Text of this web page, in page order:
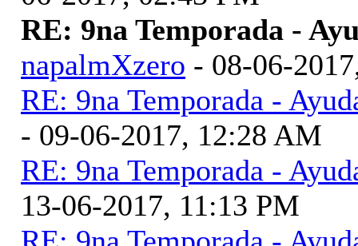
RE: 9na Temporada -
napalmXzero - 08-06-
RE: 9na Temporada -
- 09-06-2017, 12:28 AM
RE: 9na Temporada -
13-06-2017, 11:13 PM